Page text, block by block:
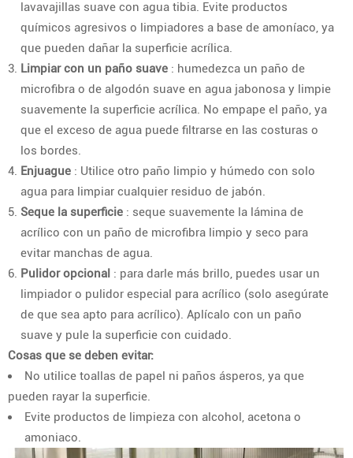
lavavajillas suave con agua tibia. Evite productos
químicos agresivos o limpiadores a base de amoníaco, ya
que pueden dañar la superficie acrílica.
Limpiar con un paño suave : humedezca un paño de
microfibra o de algodón suave en agua jabonosa y limpie
suavemente la superficie acrílica. No empape el paño, ya
que el exceso de agua puede filtrarse en las costuras o
los bordes.
Enjuague : Utilice otro paño limpio y húmedo con solo
agua para limpiar cualquier residuo de jabón.
Seque la superficie : seque suavemente la lámina de
acrílico con un paño de microfibra limpio y seco para
evitar manchas de agua.
Pulidor opcional : para darle más brillo, puedes usar un
limpiador o pulidor especial para acrílico (solo asegúrate
de que sea apto para acrílico). Aplícalo con un paño
suave y pule la superficie con cuidado.
Cosas que se deben evitar:
No utilice toallas de papel ni paños ásperos, ya que
pueden rayar la superficie.
Evite productos de limpieza con alcohol, acetona o
amoniaco.